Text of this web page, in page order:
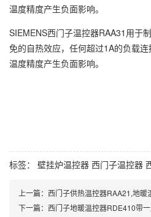
温度精度产生负面影响。
SIEMENS西门子温控器RAA31用于
免的自热效应，任何超过1A的负载
温度精度产生负面影响。
标签： 壁挂炉温控器 西门子温控器
上一篇： 西门子供热温控器RAA21,地暖
下一篇： 西门子地暖温控器RDE410带